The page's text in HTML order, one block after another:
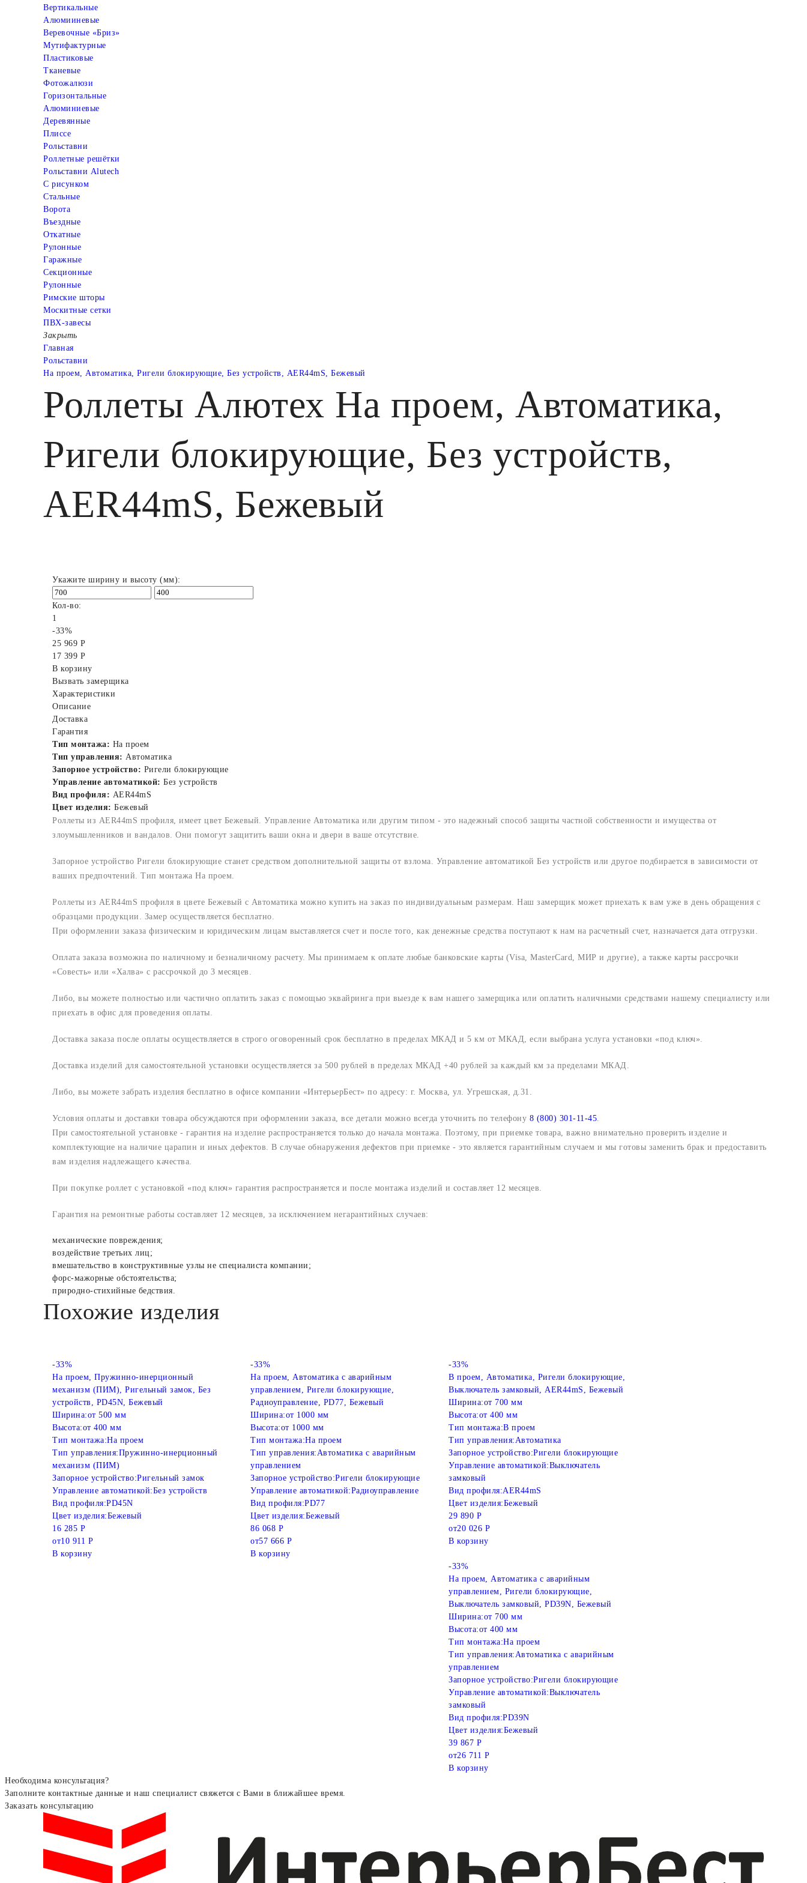
Вертикальные
Алюмииневые
Веревочные «Бриз»
Мутифактурные
Пластиковые
Тканевые
Фотожалюзи
Горизонтальные
Алюминиевые
Деревянные
Плиссе
Рольставни
Роллетные решётки
Рольставни Alutech
С рисунком
Стальные
Ворота
Въездные
Откатные
Рулонные
Гаражные
Cекционные
Рулонные
Римские шторы
Москитные сетки
ПВХ-завесы
Закрыть
Главная
Рольставни
На проем, Автоматика, Ригели блокирующие, Без устройств, AER44mS, Бежевый
Роллеты Алютех На проем, Автоматика,
Ригели блокирующие, Без устройств,
AER44mS, Бежевый
Укажите ширину и высоту (мм):
Кол-во:
1
-33%
25 969 Р
17 399 Р
В корзину
Вызвать замерщика
Характеристики
Описание
Доставка
Гарантия
Тип монтажа: На проем
Тип управления: Автоматика
Запорное устройство: Ригели блокирующие
Управление автоматикой: Без устройств
Вид профиля: AER44mS
Цвет изделия: Бежевый
Роллеты из AER44mS профиля, имеет цвет Бежевый. Управление Автоматика или другим типом - это надежный способ защиты частной собственности и имущества от
злоумышленников и вандалов. Они помогут защитить ваши окна и двери в ваше отсутствие.
Запорное устройство Ригели блокирующие станет средством дополнительной защиты от взлома. Управление автоматикой Без устройств или другое подбирается в зависимости от
ваших предпочтений. Тип монтажа На проем.
Роллеты из AER44mS профиля в цвете Бежевый с Автоматика можно купить на заказ по индивидуальным размерам. Наш замерщик может приехать к вам уже в день обращения с
образцами продукции. Замер осуществляется бесплатно.
При оформлении заказа физическим и юридическим лицам выставляется счет и после того, как денежные средства поступают к нам на расчетный счет, назначается дата отгрузки.
Оплата заказа возможна по наличному и безналичному расчету. Мы принимаем к оплате любые банковские карты (Visa, MasterCard, МИР и другие), а также карты рассрочки
«Совесть» или «Халва» с рассрочкой до 3 месяцев.
Либо, вы можете полностью или частично оплатить заказ с помощью эквайринга при выезде к вам нашего замерщика или оплатить наличными средствами нашему специалисту или
приехать в офис для проведения оплаты.
Доставка заказа после оплаты осуществляется в строго оговоренный срок бесплатно в пределах МКАД и 5 км от МКАД, если выбрана услуга установки «под ключ».
Доставка изделий для самостоятельной установки осуществляется за 500 рублей в пределах МКАД +40 рублей за каждый км за пределами МКАД.
Либо, вы можете забрать изделия бесплатно в офисе компании «ИнтерьерБест» по адресу: г. Москва, ул. Угрешская, д.31.
Условия оплаты и доставки товара обсуждаются при оформлении заказа, все детали можно всегда уточнить по телефону 8 (800) 301-11-45
При самостоятельной установке - гарантия на изделие распространяется только до начала монтажа. Поэтому, при приемке товара, важно внимательно проверить изделие и
комплектующие на наличие царапин и иных дефектов. В случае обнаружения дефектов при приемке - это является гарантийным случаем и мы готовы заменить брак и предоставить
вам изделия надлежащего качества.
При покупке роллет с установкой «под ключ» гарантия распространяется и после монтажа изделий и составляет 12 месяцев.
Гарантия на ремонтные работы составляет 12 месяцев, за исключением негарантийных случаев:
механические повреждения;
воздействие третьих лиц;
вмешательство в конструктивные узлы не специалиста компании;
форс-мажорные обстоятельства;
природно-стихийные бедствия.
Похожие изделия
-33%
На проем, Пружинно-инерционный
механизм (ПИМ), Ригельный замок, Без
устройств, PD45N, Бежевый
Ширина:от 500 мм
Высота:от 400 мм
Тип монтажа:На проем
Тип управления:Пружинно-инерционный
механизм (ПИМ)
Запорное устройство:Ригельный замок
Управление автоматикой:Без устройств
Вид профиля:PD45N
Цвет изделия:Бежевый
16 285 Р
от10 911 Р
В корзину
-33%
На проем, Автоматика с аварийным
управлением, Ригели блокирующие,
Радиоуправление, PD77, Бежевый
Ширина:от 1000 мм
Высота:от 1000 мм
Тип монтажа:На проем
Тип управления: Автоматика с аварийным
управлением
Запорное устройство:Ригели блокирующие
Управление автоматикой:Радиоуправление
Вид профиля:PD77
Цвет изделия:Бежевый
86 068 Р
от57 666 Р
В корзину
-33%
В проем, Автоматика, Ригели блокирующие,
Выключатель замковый, AER44mS, Бежевый
Ширина:от 700 мм
Высота:от 400 мм
Тип монтажа:В проем
Тип управления: Автоматика
Запорное устройство:Ригели блокирующие
Управление автоматикой:Выключатель
замковый
Вид профиля:AER44mS
Цвет изделия:Бежевый
29 890 Р
от20 026 Р
В корзину
-33%
На проем, Автоматика с аварийным
управлением, Ригели блокирующие,
Выключатель замковый, PD39N, Бежевый
Ширина:от 700 мм
Высота:от 400 мм
Тип монтажа:На проем
Тип управления: Автоматика с аварийным
управлением
Запорное устройство:Ригели блокирующие
Управление автоматикой:Выключатель
замковый
Вид профиля:PD39N
Цвет изделия:Бежевый
39 867 Р
от26 711 Р
В корзину
Необходима консультация?
Заполните контактные данные и наш специалист свяжется с Вами в ближайшее время.
Заказать консультацию